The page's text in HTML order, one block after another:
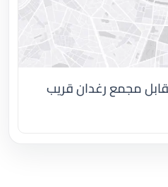
مجمع رغدان قريب